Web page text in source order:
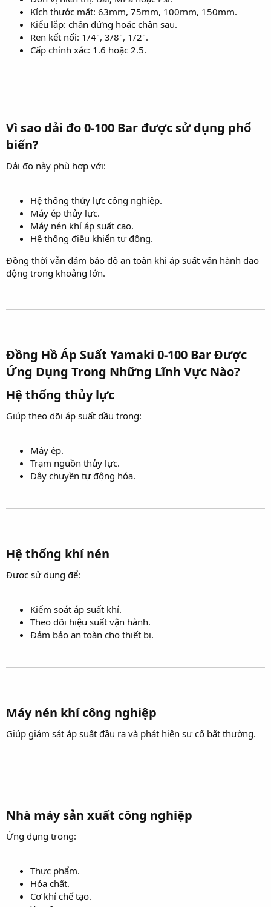
Kích thước mặt: 63mm, 75mm, 100mm, 150mm.
Kiểu lắp: chân đứng hoặc chân sau.
Ren kết nối: 1/4", 3/8", 1/2".
Cấp chính xác: 1.6 hoặc 2.5.
Vì sao dải đo 0-100 Bar được sử dụng phổ
biến?​
Dải đo này phù hợp với:
Hệ thống thủy lực công nghiệp.
Máy ép thủy lực.
Máy nén khí áp suất cao.
Hệ thống điều khiển tự động.
Đồng thời vẫn đảm bảo độ an toàn khi áp suất vận hành dao
động trong khoảng lớn.
Đồng Hồ Áp Suất Yamaki 0-100 Bar Được
Ứng Dụng Trong Những Lĩnh Vực Nào?​
Hệ thống thủy lực​
Giúp theo dõi áp suất dầu trong:
Máy ép.
Trạm nguồn thủy lực.
Dây chuyền tự động hóa.
Hệ thống khí nén​
Được sử dụng để:
Kiểm soát áp suất khí.
Theo dõi hiệu suất vận hành.
Đảm bảo an toàn cho thiết bị.
Máy nén khí công nghiệp​
Giúp giám sát áp suất đầu ra và phát hiện sự cố bất thường.
Nhà máy sản xuất công nghiệp​
Ứng dụng trong:
Thực phẩm.
Hóa chất.
Cơ khí chế tạo.